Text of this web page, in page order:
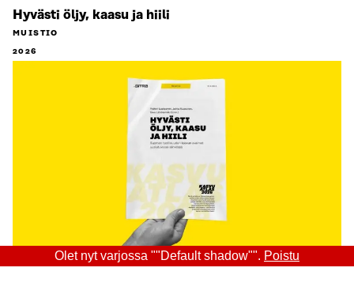
Hyvästi öljy, kaasu ja hiili
MUISTIO
2026
Olet nyt varjossa ""Default shadow"". Poistu